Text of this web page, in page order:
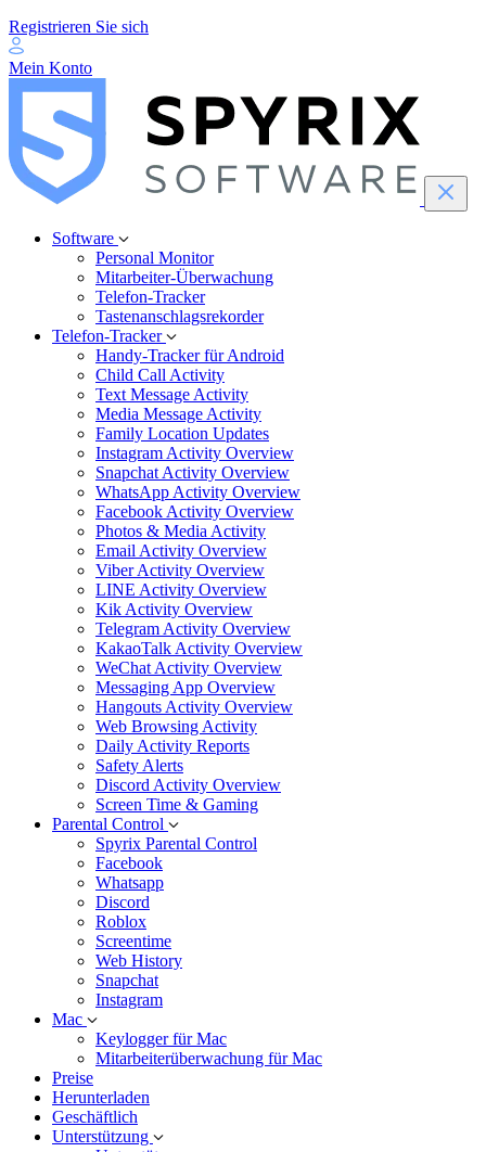
Registrieren Sie sich
Mein Konto
Software
Personal Monitor
Mitarbeiter-Überwachung
Telefon-Tracker
Tastenanschlagsrekorder
Telefon-Tracker
Handy-Tracker für Android
Child Call Activity
Text Message Activity
Media Message Activity
Family Location Updates
Instagram Activity Overview
Snapchat Activity Overview
WhatsApp Activity Overview
Facebook Activity Overview
Photos & Media Activity
Email Activity Overview
Viber Activity Overview
LINE Activity Overview
Kik Activity Overview
Telegram Activity Overview
KakaoTalk Activity Overview
WeChat Activity Overview
Messaging App Overview
Hangouts Activity Overview
Web Browsing Activity
Daily Activity Reports
Safety Alerts
Discord Activity Overview
Screen Time & Gaming
Parental Control
Spyrix Parental Control
Facebook
Whatsapp
Discord
Roblox
Screentime
Web History
Snapchat
Instagram
Mac
Keylogger für Mac
Mitarbeiterüberwachung für Mac
Preise
Herunterladen
Geschäftlich
Unterstützung